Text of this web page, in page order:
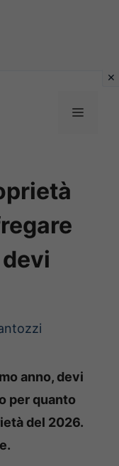
MENU
anno, devi
per quanto
del 2026.